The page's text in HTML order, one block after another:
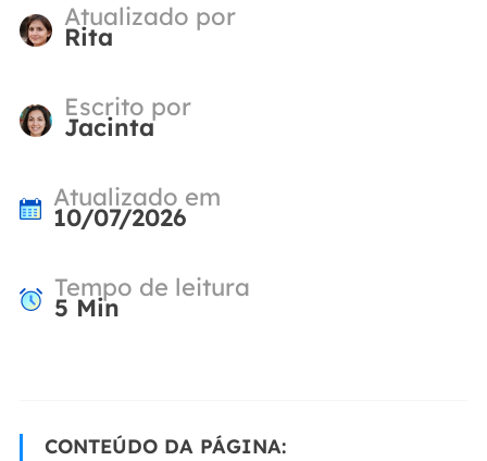
Atualizado por
Rita
Escrito por
Jacinta
Atualizado em
10/07/2026
Tempo de leitura
5 Min
CONTEÚDO DA PÁGINA: